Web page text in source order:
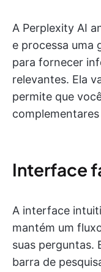
A Perplexity AI
e processa uma
para fornecer
relevantes. Ela
permite que
Interface
A interface
mantém um
suas perguntas.
barra de